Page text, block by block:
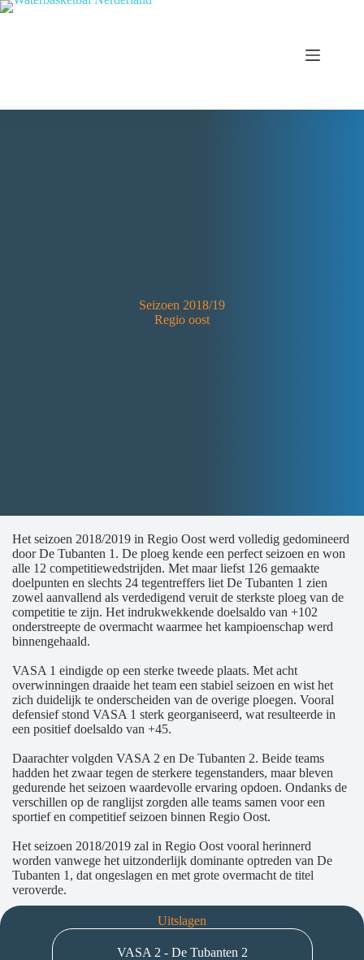
Seizoen 2018/19
Regio oost
Het seizoen 2018/2019 in Regio Oost werd volledig gedomineerd
door De Tubanten 1. De ploeg kende een perfect seizoen en won
alle 12 competitiewedstrijden. Met maar liefst 126 gemaakte
doelpunten en slechts 24 tegentreffers liet De Tubanten 1 zien
zowel aanvallend als verdedigend veruit de sterkste ploeg van de
competitie te zijn. Het indrukwekkende doelsaldo van +102
onderstreepte de overmacht waarmee het kampioenschap werd
binnengehaald.
VASA 1 eindigde op een sterke tweede plaats. Met acht
overwinningen draaide het team een stabiel seizoen en wist het
zich duidelijk te onderscheiden van de overige ploegen. Vooral
defensief stond VASA 1 sterk georganiseerd, wat resulteerde in
een positief doelsaldo van +45.
Daarachter volgden VASA 2 en De Tubanten 2. Beide teams
hadden het zwaar tegen de sterkere tegenstanders, maar bleven
gedurende het seizoen waardevolle ervaring opdoen. Ondanks de
verschillen op de ranglijst zorgden alle teams samen voor een
sportief en competitief seizoen binnen Regio Oost.
Het seizoen 2018/2019 zal in Regio Oost vooral herinnerd
worden vanwege het uitzonderlijk dominante optreden van De
Tubanten 1, dat ongeslagen en met grote overmacht de titel
veroverde.
Uitslagen
VASA 2 - De Tubanten 2